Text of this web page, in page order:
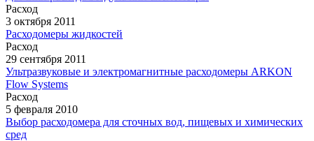
Расход
3 октября 2011
Расходомеры жидкостей
Расход
29 сентября 2011
Ультразвуковые и электромагнитные расходомеры ARKON
Flow Systems
Расход
5 февраля 2010
Выбор расходомера для сточных вод, пищевых и химических
сред